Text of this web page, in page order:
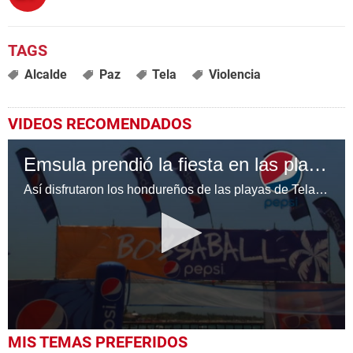
Alcalde Paz Tela Violencia
VIDEOS RECOMENDADOS
Emsula prendió la fiesta en las playas de Tela
Así disfrutaron los hondureños de las playas de Tela con Emsula
0
seconds
MIS TEMAS PREFERIDOS